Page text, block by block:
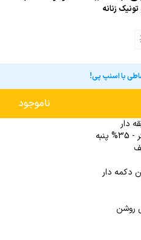
زنانه
با اسنپ پی!
ناموجود
دار
دکمه دار
روشن